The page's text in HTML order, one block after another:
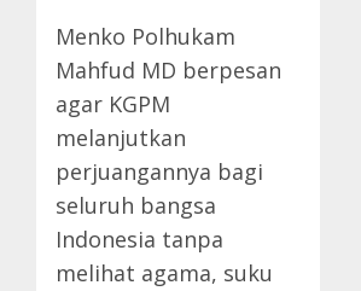
Menko Polhukam
Mahfud MD berpesan
agar KGPM
melanjutkan
perjuangannya bagi
seluruh bangsa
Indonesia tanpa
melihat agama, suku